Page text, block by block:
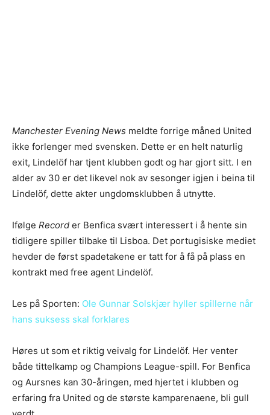
Manchester Evening News meldte forrige måned United
ikke forlenger med svensken. Dette er en helt naturlig
exit, Lindelöf har tjent klubben godt og har gjort sitt. I en
alder av 30 er det likevel nok av sesonger igjen i beina til
Lindelöf, dette akter ungdomsklubben å utnytte.
Ifølge Record er Benfica svært interessert i å hente sin
tidligere spiller tilbake til Lisboa. Det portugisiske mediet
hevder de først spadetakene er tatt for å få på plass en
kontrakt med free agent Lindelöf.
Les på Sporten: Ole Gunnar Solskjær hyller spillerne når
hans suksess skal forklares
Høres ut som et riktig veivalg for Lindelöf. Her venter
både tittelkamp og Champions League-spill. For Benfica
og Aursnes kan 30-åringen, med hjertet i klubben og
erfaring fra United og de største kamparenaene, bli gull